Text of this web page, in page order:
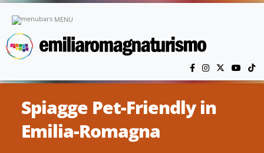
MENU
Spiagge Pet-Friendly in
Emilia-Romagna